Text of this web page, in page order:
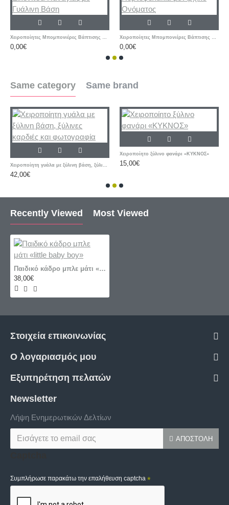
Χειροποίητες Μπομπονιέρες Βάπτισης Cherry – Μεταλλική Εικονίτσα Παναγίας με Γυάλινη Βάση
0,00€
Χειροποίητες Μπομπονιέρες Βάπτισης Cherry – Υφασμάτινα Πορτοφολάκια με Αρχικό Ονόματος
0,00€
Same category Same brand
Χειροποίητη γυάλα με ξύλινη βάση, ξύλινες καρδιές και φωτογραφία
42,00€
Χειροποίητο ξύλινο φανάρι «ΚΥΚΝΟΣ»
15,00€
Recently Viewed Most Viewed
Παιδικό κάδρο μπλε μάτι «little baby boy»
38,00€
Στοιχεία επικοινωνίας
Ο λογαριασμός μου
Εξυπηρέτηση πελατών
Newsletter
Λήψη Ενημερωτικών Δελτίων
ΑΠΟΣΤΟΛΉ
Συμπλήρωσε παρακάτω την επαλήθευση captcha